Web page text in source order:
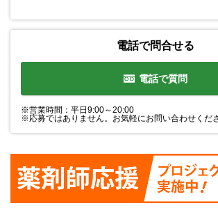
電話で問合せる
電話で質問
※営業時間：平日9:00～20:00
※応募ではありません。お気軽にお問い合わせくださ